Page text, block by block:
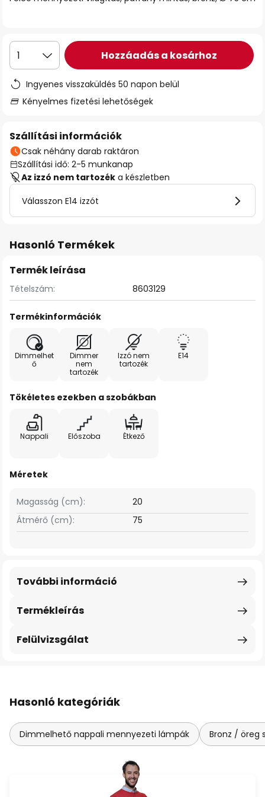
1 Hozzáadás a kosárhoz
Ingyenes visszaküldés 50 napon belül
Kényelmes fizetési lehetőségek
Szállítási információk
Csak néhány darab raktáron
Szállítási idő: 2-5 munkanap
Az izzó nem tartozék a készletben
Válasszon E14 izzót
Hasonló Termékek
Termék leírása
Tételszám: 8603129
Termékinformációk
Dimmelhet
ő
Dimmer
nem
tartozék
Izzó nem
tartozék
E14
Tökéletes ezekben a szobákban
Nappali Előszoba Étkező
Méretek
Magasság (cm):
20
Átmérő (cm):
75
Termékleírás
További információ
Felülvizsgálat
Hasonló kategóriák
Dimmelhető nappali mennyezeti lámpák Bronz / öreg